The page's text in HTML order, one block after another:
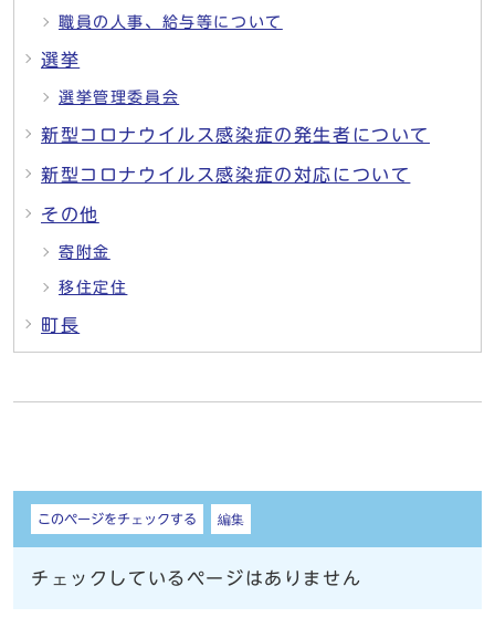
職員の人事、給与等について
選挙
選挙管理委員会
新型コロナウイルス感染症の発生者について
新型コロナウイルス感染症の対応について
その他
寄附金
移住定住
町長
しおり
このページをチェックする 編集
チェックしているページはありません